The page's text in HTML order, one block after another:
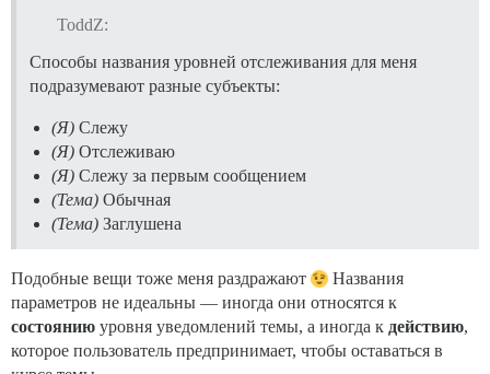
ToddZ:
Способы названия уровней отслеживания для меня
подразумевают разные субъекты:
(Я) Слежу
(Я) Отслеживаю
(Я) Слежу за первым сообщением
(Тема) Обычная
(Тема) Заглушена
Подобные вещи тоже меня раздражают
Названия
параметров не идеальны — иногда они относятся к
состоянию уровня уведомлений темы, а иногда к действию,
которое пользователь предпринимает, чтобы оставаться в